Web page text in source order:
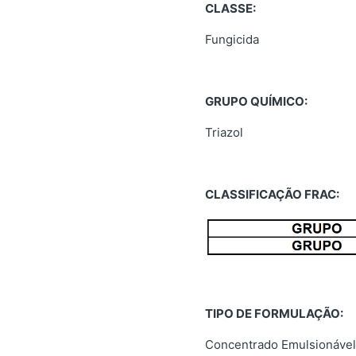
CLASSE:
Fungicida
GRUPO QUÍMICO:
Triazol
CLASSIFICAÇÃO FRAC:
TIPO DE FORMULAÇÃO:
Concentrado